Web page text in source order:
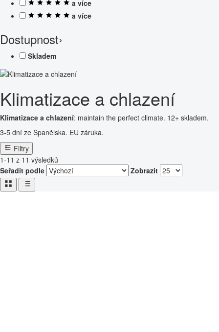
a více
a více
Dostupnost›
Skladem
Klimatizace a chlazení
Klimatizace a chlazení: maintain the perfect climate. 12+ skladem.
3-5 dní ze Španělska. EU záruka.
Filtry
1-11 z 11 výsledků
Seřadit podle
Zobrazit